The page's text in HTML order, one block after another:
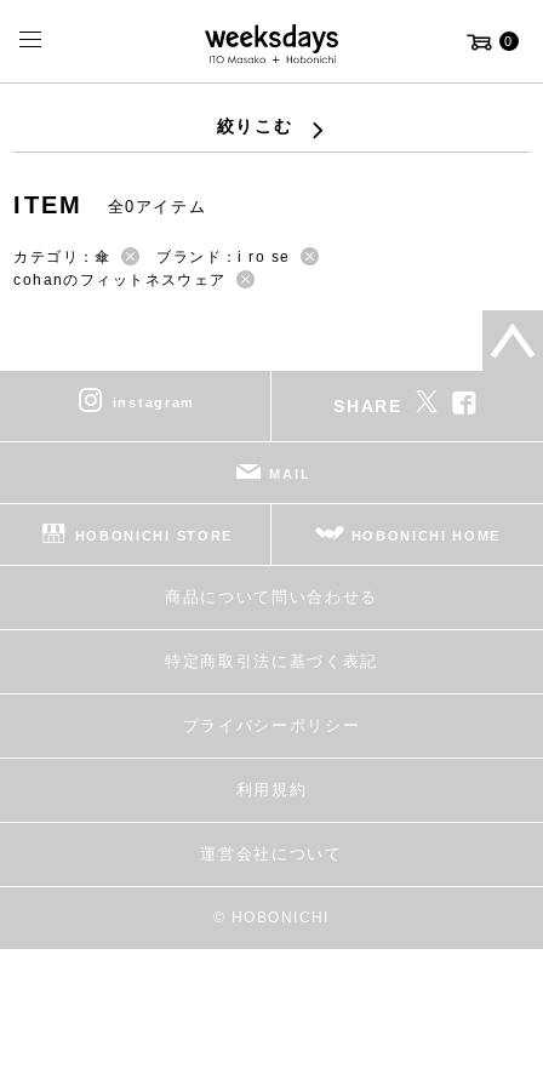
0
絞りこむ
ITEM 全0アイテム
カテゴリ：傘
ブランド：i ro se
cohanのフィットネスウェア
instagram SHARE
MAIL
HOBONICHI STORE HOBONICHI HOME
商品について問い合わせる
特定商取引法に基づく表記
プライバシーポリシー
利用規約
運営会社について
© HOBONICHI